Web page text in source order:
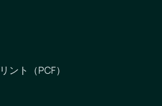
ント（PCF）